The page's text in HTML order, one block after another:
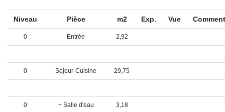
Niveau Pièce m2 Exp. Vue
0 Entrée 2,92
0 Séjour-Cuisine 29,75
0 + Salle d'eau 3,18